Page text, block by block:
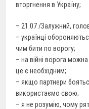
вторгнення в Україну;
– 21.07 /Залужний,
– українці
чим бити по ворогу;
– на війні ворога можна
це є необхідним;
– якщо партнери
використаємо свою;
– я не розумію, чому